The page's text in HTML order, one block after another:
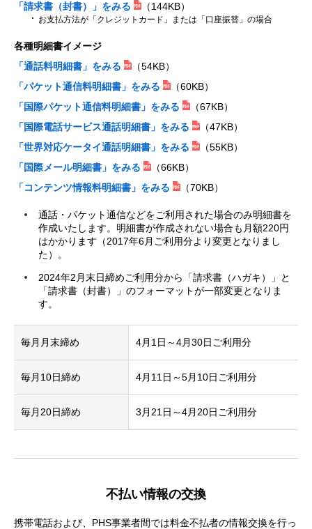
「請求書（封書）」をみる
（144KB）
お支払方法が「クレジットカード」または「口座振替」の場合
各種明細書イメージ
「通話料明細書」をみる
（54KB）
「パケット通信料明細書」をみる
（60KB）
「国際パケット通信料明細書」をみる
（67KB）
「国際電話サービス通話明細書」をみる
（47KB）
「世界対応ケータイ通話明細書」をみる
（55KB）
「国際メール明細書」をみる
（66KB）
「コンテンツ情報料明細書」をみる
（70KB）
通話・パケット通信などをご利用された場合のみ明細書を
作成いたします。明細書が作成されない場合も月額220円
はかかります（2017年6月ご利用分より変更となりまし
た）。
2024年2月末日締めご利用分から「請求書（ハガキ）」と
「請求書（封書）」のフォーマットが一部変更となりま
す。
毎月月末締め 4月1日～4月30日ご利用分
毎月10日締め 4月11日～5月10日ご利用分
毎月20日締め 3月21日～4月20日ご利用分
不払い情報の交換
携帯電話および、PHS事業者間では料金不払者の情報交換を行っ